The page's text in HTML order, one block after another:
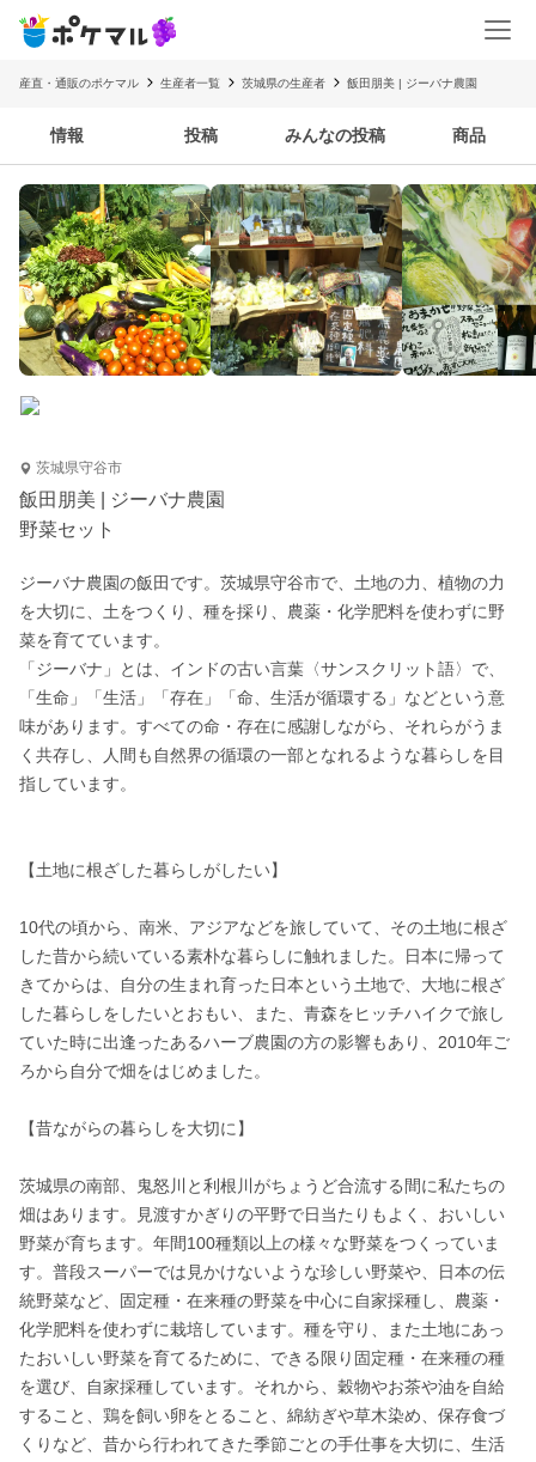
産直・通販のポケマル 生産者一覧 茨城県の生産者 飯田朋美 | ジーバナ農園
情報 投稿 みんなの投稿 商品
茨城県守谷市
飯田朋美 | ジーバナ農園
野菜セット
ジーバナ農園の飯田です。茨城県守谷市で、土地の力、植物の力
を大切に、土をつくり、種を採り、農薬・化学肥料を使わずに野
菜を育てています。
「ジーバナ」とは、インドの古い言葉〈サンスクリット語〉で、
「生命」「生活」「存在」「命、生活が循環する」などという意
味があります。すべての命・存在に感謝しながら、それらがうま
く共存し、人間も自然界の循環の一部となれるような暮らしを目
指しています。
【土地に根ざした暮らしがしたい】
10代の頃から、南米、アジアなどを旅していて、その土地に根ざ
した昔から続いている素朴な暮らしに触れました。日本に帰って
きてからは、自分の生まれ育った日本という土地で、大地に根ざ
した暮らしをしたいとおもい、また、青森をヒッチハイクで旅し
ていた時に出逢ったあるハーブ農園の方の影響もあり、2010年ご
ろから自分で畑をはじめました。
【昔ながらの暮らしを大切に】
茨城県の南部、鬼怒川と利根川がちょうど合流する間に私たちの
畑はあります。見渡すかぎりの平野で日当たりもよく、おいしい
野菜が育ちます。年間100種類以上の様々な野菜をつくっていま
す。普段スーパーでは見かけないような珍しい野菜や、日本の伝
統野菜など、固定種・在来種の野菜を中心に自家採種し、農薬・
化学肥料を使わずに栽培しています。種を守り、また土地にあっ
たおいしい野菜を育てるために、できる限り固定種・在来種の種
を選び、自家採種しています。それから、穀物やお茶や油を自給
すること、鶏を飼い卵をとること、綿紡ぎや草木染め、保存食づ
くりなど、昔から行われてきた季節ごとの手仕事を大切に、生活